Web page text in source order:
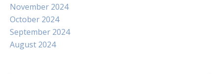
November 2024
October 2024
September 2024
August 2024